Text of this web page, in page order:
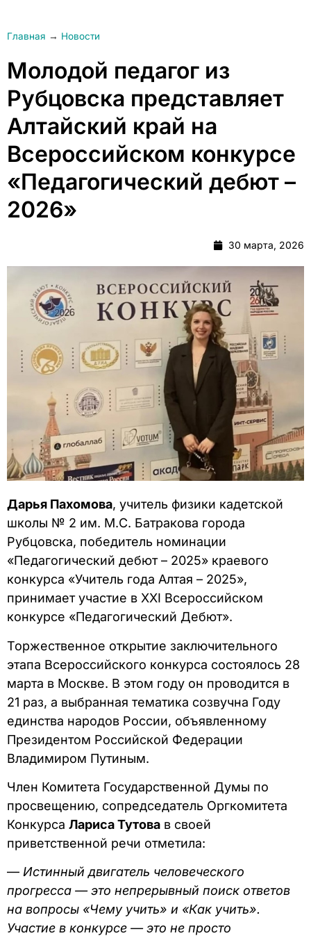
Главная → Новости
Молодой педагог из
Рубцовска представляет
Алтайский край на
Всероссийском конкурсе
«Педагогический дебют –
2026»
30 марта, 2026
Дарья Пахомова, учитель физики кадетской
школы № 2 им. М.С. Батракова города
Рубцовска, победитель номинации
«Педагогический дебют – 2025» краевого
конкурса «Учитель года Алтая – 2025»,
принимает участие в XXI Всероссийском
конкурсе «Педагогический Дебют».
Торжественное открытие заключительного
этапа Всероссийского конкурса состоялось 28
марта в Москве. В этом году он проводится в
21 раз, а выбранная тематика созвучна Году
единства народов России, объявленному
Президентом Российской Федерации
Владимиром Путиным.
Член Комитета Государственной Думы по
просвещению, сопредседатель Оргкомитета
Конкурса Лариса Тутова в своей
приветственной речи отметила:
— Истинный двигатель человеческого
прогресса — это непрерывный поиск ответов
на вопросы «Чему учить» и «Как учить».
Участие в конкурсе — это не просто